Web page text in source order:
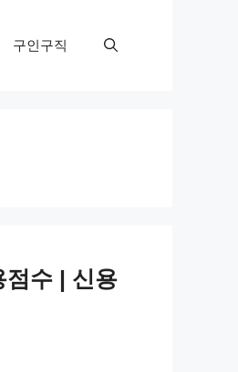
구인구직
점수 | 신용